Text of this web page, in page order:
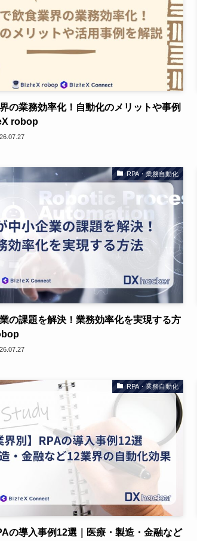
の業務効率化！自動化のメリットや事例
robop
RPA・業務自動化
の課題を解決！業務効率化を実現する方
RPA・業務自動化
の導入事例12選｜医療・製造・金融など